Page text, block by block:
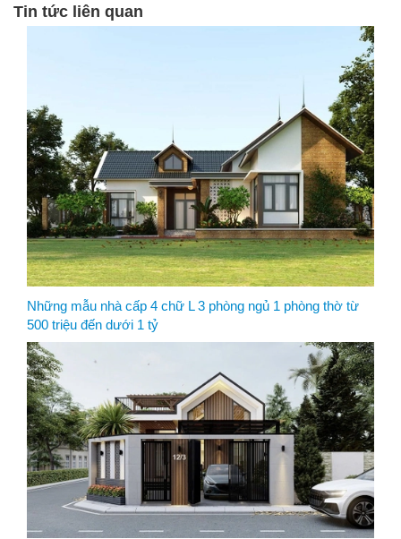
Tin tức liên quan
Những mẫu nhà cấp 4 chữ L 3 phòng ngủ 1 phòng thờ từ
500 triệu đến dưới 1 tỷ